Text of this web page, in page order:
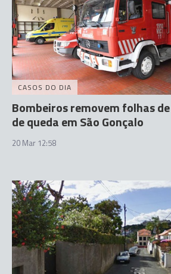
CASOS DO DIA
Bombeiros removem folhas
de queda em São Gonçalo
20 Mar 12:58